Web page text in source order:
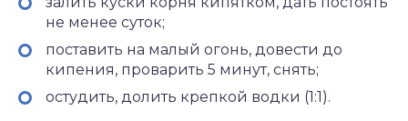
не менее суток;
поставить на малый огонь, довести до
кипения, проварить 5 минут, снять;
остудить, долить крепкой водки (1:1).